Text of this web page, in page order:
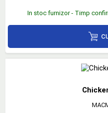
In stoc furnizor - Timp